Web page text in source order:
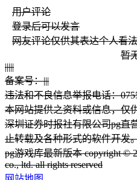
用户评论
登录后可以发言
网友评论仅供其表达个人看
暂
|||||
备案号：|||
违法和不良信息举报电话：
本网站提供之资料或信息，仅
深圳证券时报社有限公司pg直
止转载及各种形式的软件开发
pg游戏库最新版本 copyright ©
co., ltd. all rights reserved